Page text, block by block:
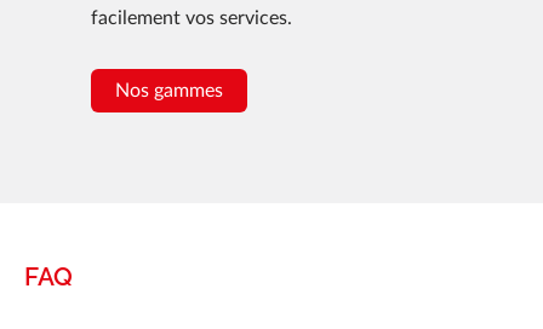
facilement vos services.
Nos gammes
FAQ